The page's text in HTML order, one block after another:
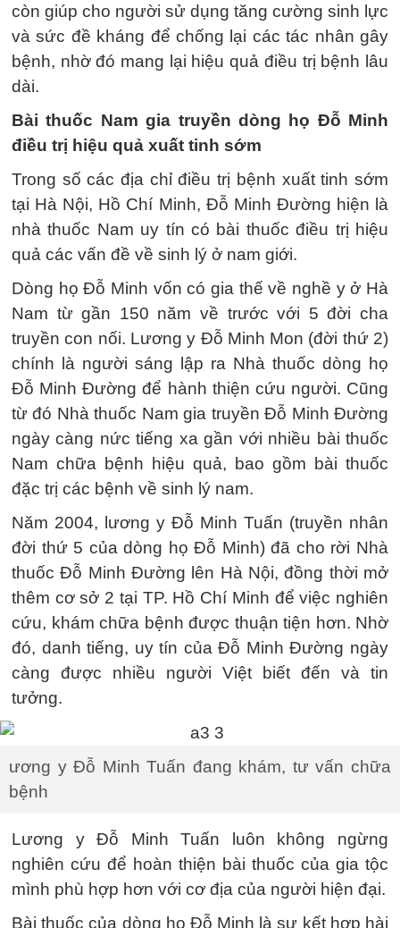
còn giúp cho người sử dụng tăng cường sinh lực
và sức đề kháng để chống lại các tác nhân gây
bệnh, nhờ đó mang lại hiệu quả điều trị bệnh lâu
dài.
Bài thuốc Nam gia truyền dòng họ Đỗ Minh
điều trị hiệu quả xuất tinh sớm
Trong số các địa chỉ điều trị bệnh xuất tinh sớm
tại Hà Nội, Hồ Chí Minh, Đỗ Minh Đường hiện là
nhà thuốc Nam uy tín có bài thuốc điều trị hiệu
quả các vấn đề về sinh lý ở nam giới.
Dòng họ Đỗ Minh vốn có gia thế về nghề y ở Hà
Nam từ gần 150 năm về trước với 5 đời cha
truyền con nối. Lương y Đỗ Minh Mon (đời thứ 2)
chính là người sáng lập ra Nhà thuốc dòng họ
Đỗ Minh Đường để hành thiện cứu người. Cũng
từ đó Nhà thuốc Nam gia truyền Đỗ Minh Đường
ngày càng nức tiếng xa gần với nhiều bài thuốc
Nam chữa bệnh hiệu quả, bao gồm bài thuốc
đặc trị các bệnh về sinh lý nam.
Năm 2004, lương y Đỗ Minh Tuấn (truyền nhân
đời thứ 5 của dòng họ Đỗ Minh) đã cho rời Nhà
thuốc Đỗ Minh Đường lên Hà Nội, đồng thời mở
thêm cơ sở 2 tại TP. Hồ Chí Minh để việc nghiên
cứu, khám chữa bệnh được thuận tiện hơn. Nhờ
đó, danh tiếng, uy tín của Đỗ Minh Đường ngày
càng được nhiều người Việt biết đến và tin
tưởng.
ương y Đỗ Minh Tuấn đang khám, tư vấn chữa
bệnh
Lương y Đỗ Minh Tuấn luôn không ngừng
nghiên cứu để hoàn thiện bài thuốc của gia tộc
mình phù hợp hơn với cơ địa của người hiện đại.
Bài thuốc của dòng họ Đỗ Minh là sự kết hợp hài